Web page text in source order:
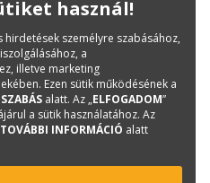
használ!
hirdetések személyre szabásához,
a
illetve marketing
Ezen sütik működésének a
alatt. Az „ELFOGADOM”
a sütik használatához. Az
TOVÁBBI INFORMÁCIÓ alatt